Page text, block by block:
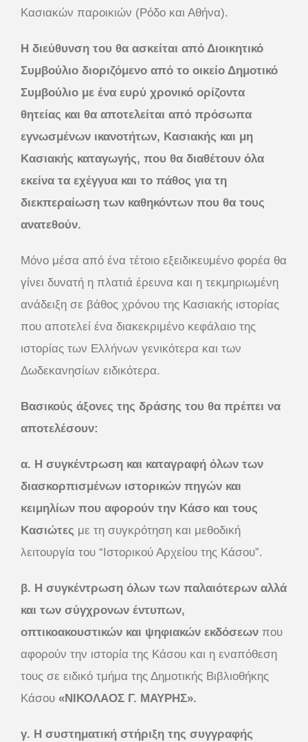
Κασιακών παροικιών (Ρόδο και Αθήνα).
Η διεύθυνση του θα ασκείται από Διοικητικό
Συμβούλιο διοριζόμενο από το οικείο Δημοτικό
Συμβούλιο με ένα ευρύ χρονικό ορίζοντα
θητείας και θα αποτελείται από πρόσωπα
εγνωσμένων ικανοτήτων, Κασιακής και μη
Κασιακής καταγωγής, που θα διαθέτουν όλα
εκείνα τα εχέγγυα και το πάθος για τη
διεκπεραίωση των καθηκόντων που θα τους
ανατεθούν.
Μόνο μέσα από ένα τέτοιο εξειδικευμένο φορέα θα
γίνει δυνατή η πλατιά έρευνα και η τεκμηριωμένη
ανάδειξη σε βάθος χρόνου της Κασιακής ιστορίας
που αποτελεί ένα διακεκριμένο κεφάλαιο της
ιστορίας των Ελλήνων γενικότερα και των
Δωδεκανησίων ειδικότερα.
Βασικούς άξονες της δράσης του θα πρέπει να
αποτελέσουν:
α. Η συγκέντρωση και καταγραφή όλων των
διασκορπισμένων ιστορικών πηγών και
κειμηλίων που αφορούν την Κάσο και τους
Κασιώτες με τη συγκρότηση και μεθοδική
λειτουργία του “Ιστορικού Αρχείου της Κάσου”.
β. Η συγκέντρωση όλων των παλαιότερων αλλά
και των σύγχρονων έντυπων,
οπτικοακουστικών και ψηφιακών εκδόσεων που
αφορούν την ιστορία της Κάσου και η εναπόθεση
τους σε ειδικό τμήμα της Δημοτικής Βιβλιοθήκης
Κάσου «ΝΙΚΟΛΑΟΣ Γ. ΜΑΥΡΗΣ».
γ. Η συστηματική στήριξη της συγγραφής